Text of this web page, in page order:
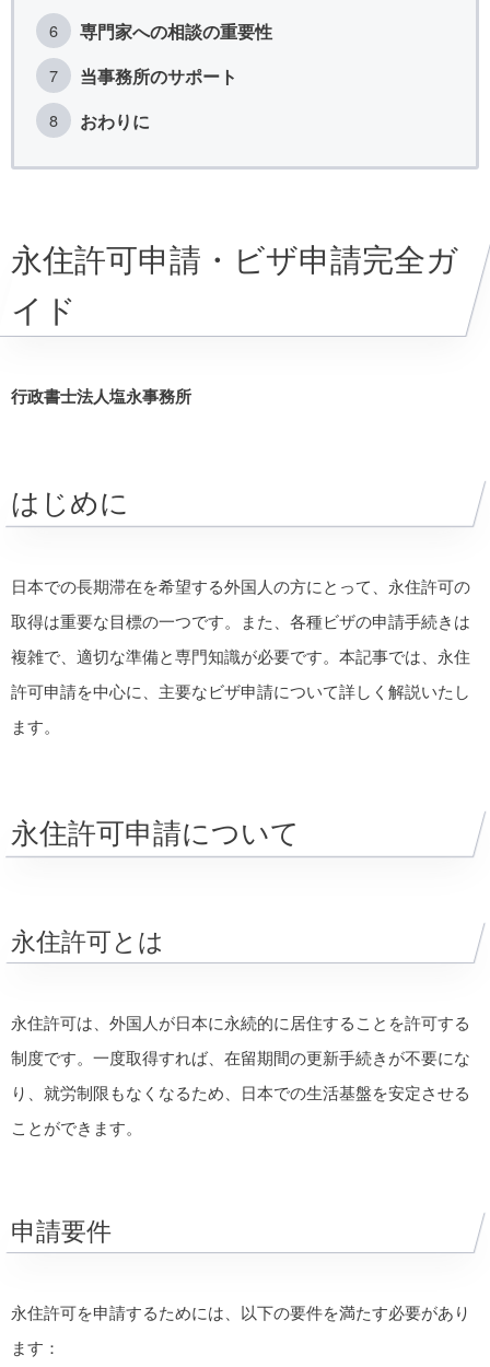
専門家への相談の重要性
当事務所のサポート
おわりに
永住許可申請・ビザ申請完全ガ
イド
行政書士法人塩永事務所
はじめに
日本での長期滞在を希望する外国人の方にとって、永住許可の
取得は重要な目標の一つです。また、各種ビザの申請手続きは
複雑で、適切な準備と専門知識が必要です。本記事では、永住
許可申請を中心に、主要なビザ申請について詳しく解説いたし
ます。
永住許可申請について
永住許可とは
永住許可は、外国人が日本に永続的に居住することを許可する
制度です。一度取得すれば、在留期間の更新手続きが不要にな
り、就労制限もなくなるため、日本での生活基盤を安定させる
ことができます。
申請要件
永住許可を申請するためには、以下の要件を満たす必要があり
ます：